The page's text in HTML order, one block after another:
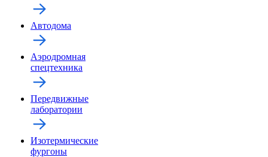
Автодома
Аэродромная
спецтехника
Передвижные
лаборатории
Изотермические
фургоны